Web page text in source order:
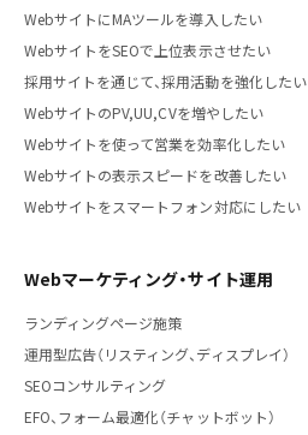
WebサイトにMAツールを導入したい
WebサイトをSEOで上位表示させたい
採用サイトを通じて、採用活動を強化したい
WebサイトのPV,UU,CVを増やしたい
Webサイトを使って営業を効率化したい
Webサイトの表示スピードを改善したい
Webサイトをスマートフォン対応にしたい
Webマーケティング・サイト運用
ランディングページ施策
運用型広告（リスティング、ディスプレイ）
SEOコンサルティング
EFO、フォーム最適化（チャットボット）